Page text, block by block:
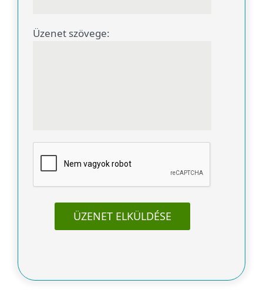
Üzenet szövege:
ÜZENET ELKÜLDÉSE